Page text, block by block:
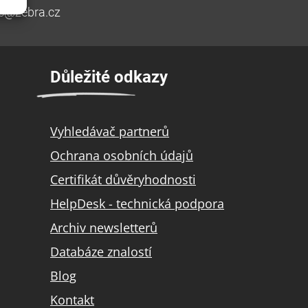
Důležité odkazy
Vyhledávač partnerů
Ochrana osobních údajů
Certifikát důvěryhodnosti
HelpDesk - technická podpora
Archiv newsletterů
Databáze znalostí
Blog
Kontakt